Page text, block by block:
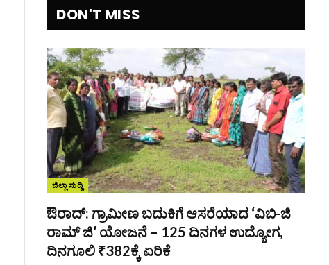
DON'T MISS
ಜಿಲ್ಲಾ ಸುದ್ದಿ
ಔರಾದ್: ಗ್ರಾಮೀಣ ಬದುಕಿಗೆ ಆಸರೆಯಾದ ‘ವಿಬಿ-ಜಿ
ರಾಮ್ ಜಿ’ ಯೋಜನೆ – 125 ದಿನಗಳ ಉದ್ಯೋಗ,
ದಿನಗೂಲಿ ₹382ಕ್ಕೆ ಏರಿಕೆ